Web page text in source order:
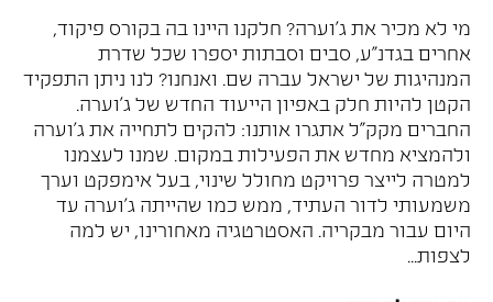
מי לא מכיר את ג'וערה? חלקנו היינו בה בקורס פיקוד,
אחרים בגדנ"ע, סבים וסבתות יספרו שכל שדרת
המנהיגות של ישראל עברה שם. ואנחנו? לנו ניתן התפקיד
הקטן להיות חלק באפיון הייעוד החדש של ג'וערה.
החברים מקק"ל אתגרו אותנו: להקים לתחייה את ג'וערה
ולהמציא מחדש את הפעילות במקום. שמנו לעצמנו
למטרה לייצר פרויקט מחולל שינוי, בעל אימפקט וערך
משמעותי לדור העתיד, ממש כמו שהייתה ג'וערה עד
היום עבור מבקריה. האסטרטגיה מאחורינו, יש למה
לצפות...